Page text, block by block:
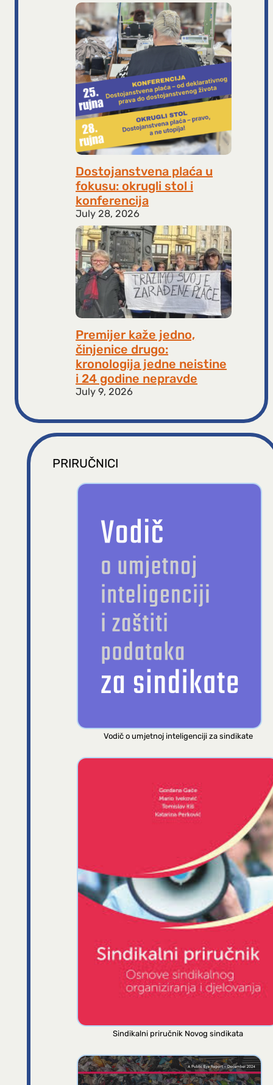
Dostojanstvena plaća u
fokusu: okrugli stol i
konferencija
July 28, 2026
Premijer kaže jedno,
činjenice drugo:
kronologija jedne neistine
i 24 godine nepravde
July 9, 2026
PRIRUČNICI
Vodič o umjetnoj inteligenciji za sindikate
Sindikalni priručnik Novog sindikata